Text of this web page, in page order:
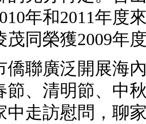
年和2011年度
茂同榮獲2009年
廣泛開展海內
節、清明節、中
中走訪慰問，聊